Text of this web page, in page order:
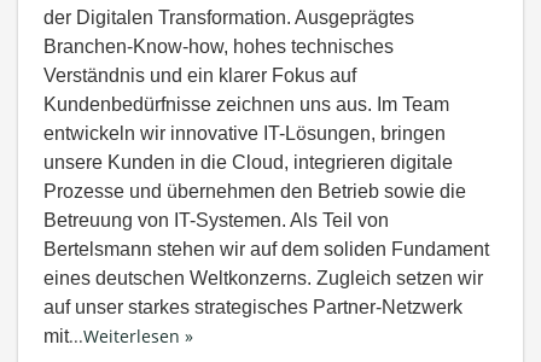
der Digitalen Transformation. Ausgeprägtes
Branchen-Know-how, hohes technisches
Verständnis und ein klarer Fokus auf
Kundenbedürfnisse zeichnen uns aus. Im Team
entwickeln wir innovative IT-Lösungen, bringen
unsere Kunden in die Cloud, integrieren digitale
Prozesse und übernehmen den Betrieb sowie die
Betreuung von IT-Systemen. Als Teil von
Bertelsmann stehen wir auf dem soliden Fundament
eines deutschen Weltkonzerns. Zugleich setzen wir
auf unser starkes strategisches Partner-Netzwerk
mit...Weiterlesen »